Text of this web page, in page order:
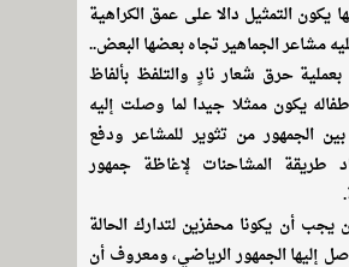
يكون التمثيل دالا على عمق الكراهية
مشاعر الجماهير تجاه بعضها البعض..
حرق شعار نادٍ والتلفظ بألفاظ
يكون ممثلا جيدا لما وصلت إليه
الجمهور من تثوير للمشاعر ودفع
طريقة المشاحنات لإغاظة جمهور
يجب أن يكونا محفزين لتدارك الحالة
إليها الجمهور الرياضي، ومعروف أن